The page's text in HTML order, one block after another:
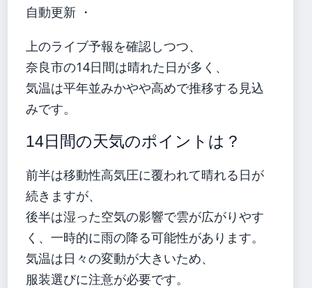
自動更新 ・
上のライブ予報を確認しつつ、
奈良市の14日間は晴れた日が多く、
気温は平年並みかやや高めで推移する見込
みです。
14日間の天気のポイントは？
前半は移動性高気圧に覆われて晴れる日が
続きますが、
後半は湿った空気の影響で雲が広がりやす
く、一時的に雨の降る可能性があります。
気温は日々の変動が大きいため、
服装選びに注意が必要です。